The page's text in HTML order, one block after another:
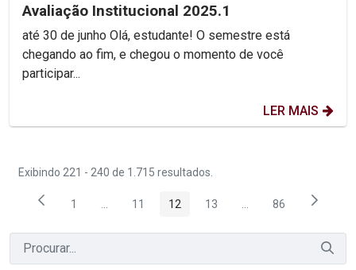
Avaliação Institucional 2025.1
até 30 de junho Olá, estudante! O semestre está
chegando ao fim, e chegou o momento de você
participar...
LER MAIS
Exibindo 221 - 240 de 1.715 resultados.
Página
1 Páginas intermediárias Usar ABA para navegar.
Página
11 Página
12 Página
13 PáginasPágina
86